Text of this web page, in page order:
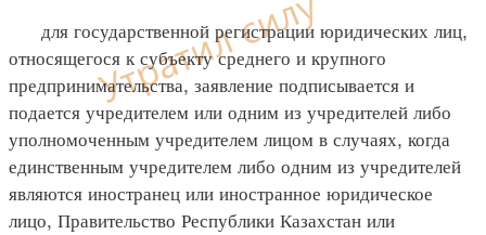
для государственной регистрации юридических лиц,
относящегося к субъекту среднего и крупного
предпринимательства, заявление подписывается и
подается учредителем или одним из учредителей либо
уполномоченным учредителем лицом в случаях, когда
единственным учредителем либо одним из учредителей
являются иностранец или иностранное юридическое
лицо, Правительство Республики Казахстан или